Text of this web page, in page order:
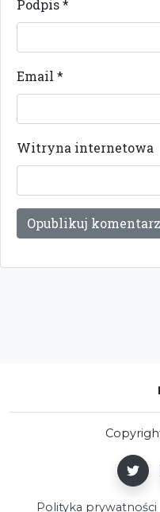
Podpis*
Email *
Witryna internetowa
Polityka prywatności